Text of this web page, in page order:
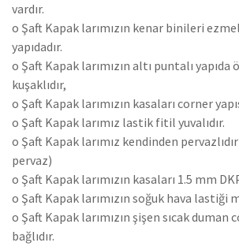
vardır.
o Şaft Kapak larımızın kenar binileri
yapıdadır.
o Şaft Kapak larımızın altı puntalı yapıda
kuşaklıdır,
o Şaft Kapak larımızın kasaları corner
o Şaft Kapak larımız lastik fitil yuvalıdır.
o Şaft Kapak larımız kendinden
pervaz)
o Şaft Kapak larımızın kasaları 1.5 mm
o Şaft Kapak larımızın soğuk hava lastiği
o Şaft Kapak larımızın şişen sıcak duman
bağlıdır.